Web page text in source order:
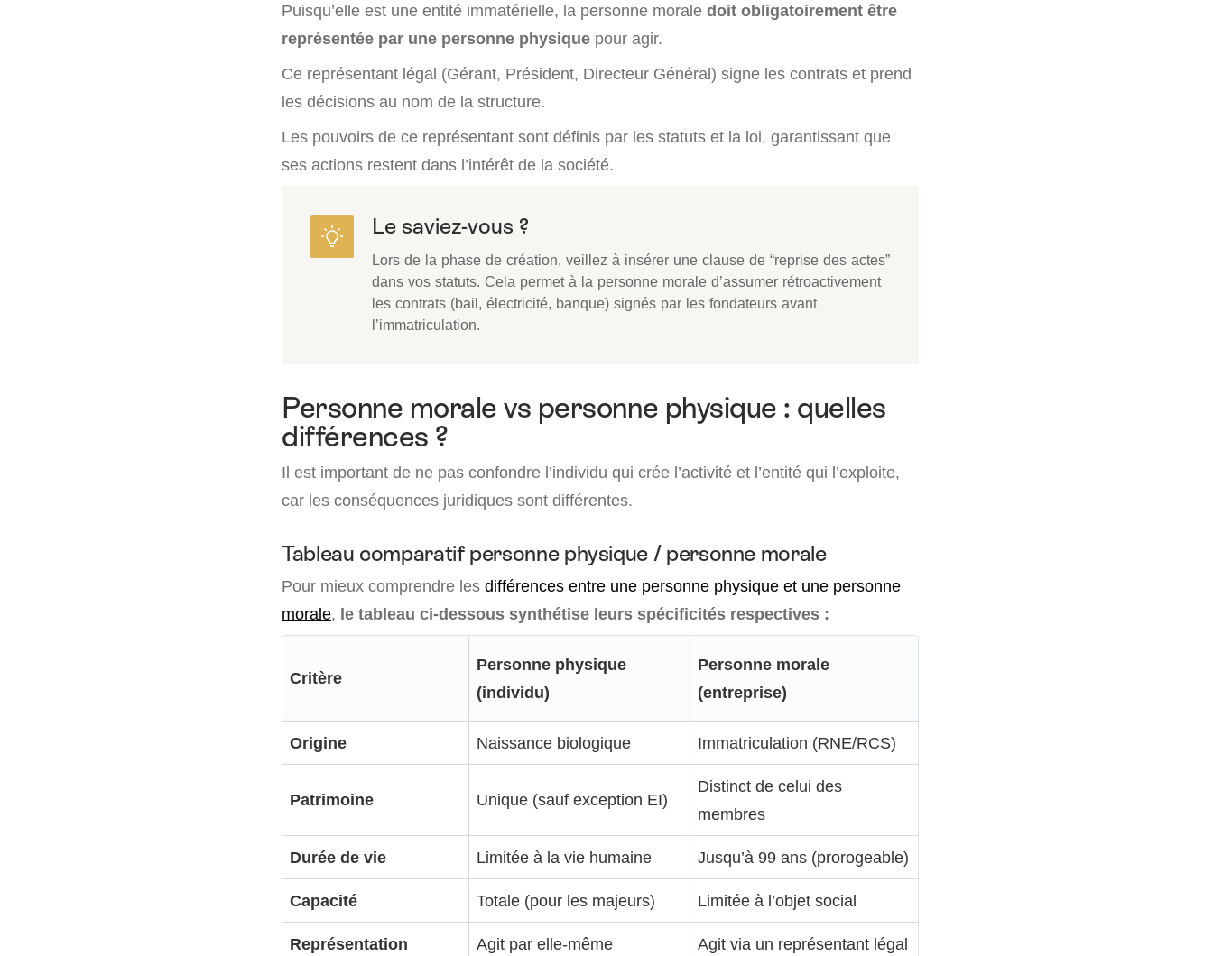
Puisqu’elle est une entité immatérielle, la personne morale doit obligatoirement être
représentée par une personne physique pour agir.
Ce représentant légal (Gérant, Président, Directeur Général) signe les contrats et prend
les décisions au nom de la structure.
Les pouvoirs de ce représentant sont définis par les statuts et la loi, garantissant que
ses actions restent dans l’intérêt de la société.
Le saviez-vous ?
Lors de la phase de création, veillez à insérer une clause de “reprise des actes”
dans vos statuts. Cela permet à la personne morale d’assumer rétroactivement
les contrats (bail, électricité, banque) signés par les fondateurs avant
l’immatriculation.
Personne morale vs personne physique : quelles
différences ?
Il est important de ne pas confondre l’individu qui crée l’activité et l’entité qui l’exploite,
car les conséquences juridiques sont différentes.
Tableau comparatif personne physique / personne morale
Pour mieux comprendre les différences entre une personne physique et une personne
morale, le tableau ci-dessous synthétise leurs spécificités respectives :
Critère
Personne physique
(individu)
Personne morale
(entreprise)
Origine Naissance biologique Immatriculation (RNE/RCS)
Patrimoine Unique (sauf exception EI)
Distinct de celui des
membres
Durée de vie Limitée à la vie humaine Jusqu’à 99 ans (prorogeable)
Capacité Totale (pour les majeurs) Limitée à l’objet social
Représentation Agit par elle-même Agit via un représentant légal